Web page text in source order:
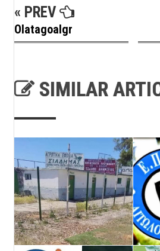
« PREV
Olatagoalgr
SIMILAR